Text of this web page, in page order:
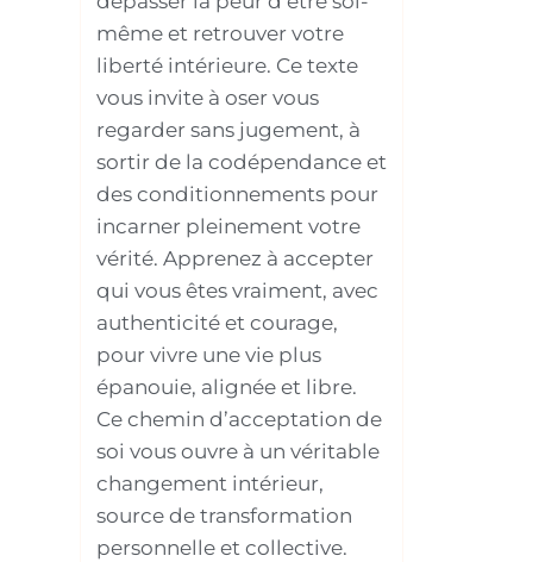
même et retrouver votre
liberté intérieure. Ce texte
vous invite à oser vous
regarder sans jugement, à
sortir de la codépendance et
des conditionnements pour
incarner pleinement votre
vérité. Apprenez à accepter
qui vous êtes vraiment, avec
authenticité et courage,
pour vivre une vie plus
épanouie, alignée et libre.
Ce chemin d’acceptation de
soi vous ouvre à un véritable
changement intérieur,
source de transformation
personnelle et collective.